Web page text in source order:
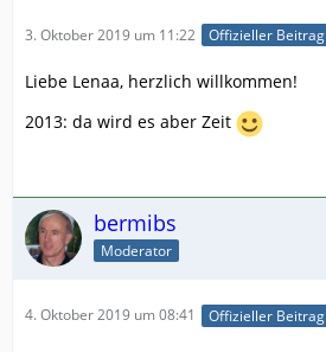
3. Oktober 2019 um 11:22 Offizieller Beitrag
Liebe Lenaa, herzlich willkommen!
2013: da wird es aber Zeit
bermibs
Moderator
4. Oktober 2019 um 08:41 Offizieller Beitrag